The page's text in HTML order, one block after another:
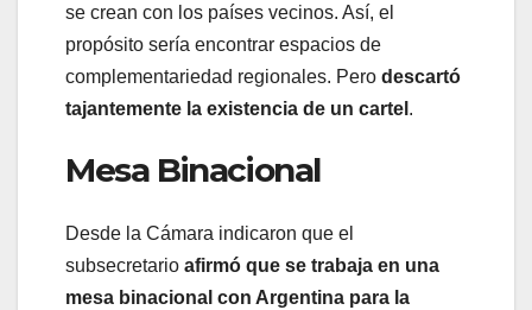
se crean con los países vecinos. Así, el
propósito sería encontrar espacios de
complementariedad regionales. Pero descartó
tajantemente la existencia de un cartel .
Mesa Binacional
Desde la Cámara indicaron que el
subsecretario afirmó que se trabaja en una
mesa binacional con Argentina para la